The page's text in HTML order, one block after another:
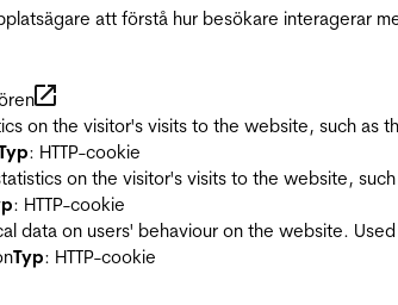
att förstå hur besökare interagerar
on the visitor's visits to the website, such as
: HTTP-cookie
on the visitor's visits to the website,
: HTTP-cookie
data on users' behaviour on the website.
Typ: HTTP-cookie